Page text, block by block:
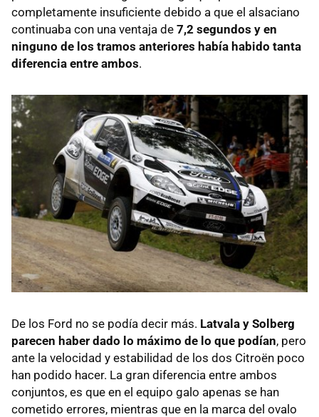
completamente insuficiente debido a que el alsaciano
continuaba con una ventaja de 7,2 segundos y en
ninguno de los tramos anteriores había habido tanta
diferencia entre ambos.
De los Ford no se podía decir más. Latvala y Solberg
parecen haber dado lo máximo de lo que podían, pero
ante la velocidad y estabilidad de los dos Citroën poco
han podido hacer. La gran diferencia entre ambos
conjuntos, es que en el equipo galo apenas se han
cometido errores, mientras que en la marca del ovalo